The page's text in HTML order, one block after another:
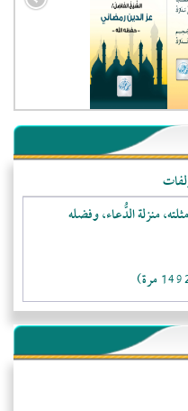
منزلة الدُّعاء، وفضله